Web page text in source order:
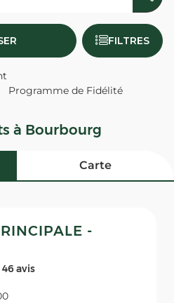
FILTRES
Programme de Fidélité
à Bourbourg
Carte
-
46 avis